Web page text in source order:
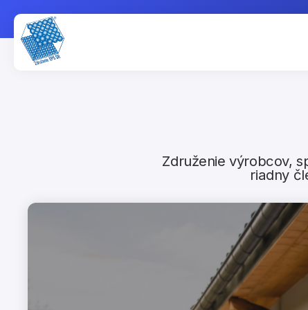
Združenie výrobcov,
riadny